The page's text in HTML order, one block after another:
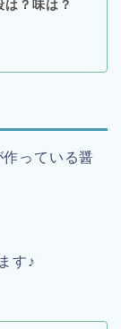
は？味は？
っている醤
す♪